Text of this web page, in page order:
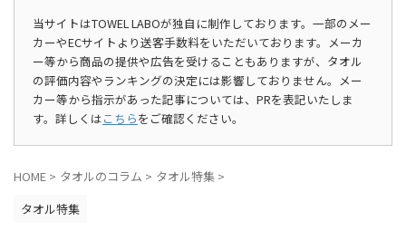
当サイトはTOWEL LABOが独自に制作しております。一部のメー
カーやECサイトより送客手数料をいただいております。メーカ
ー等から商品の提供や広告を受けることもありますが、タオル
の評価内容やランキングの決定には影響しておりません。メー
カー等から指示があった記事については、PRを表記いたしま
す。詳しくはこちらをご確認ください。
HOME > タオルのコラム > タオル特集 >
タオル特集